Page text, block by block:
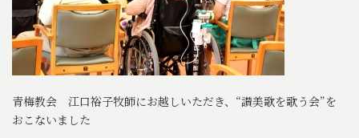
青梅教会 江口裕子牧師にお越しいただき、“讃美歌を歌う会”を
おこないました